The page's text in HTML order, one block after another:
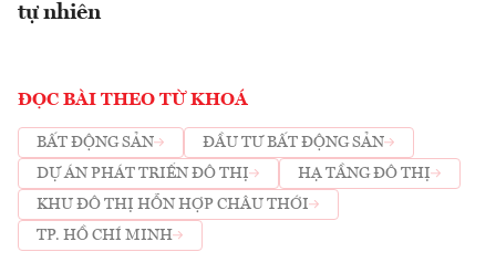
tự nhiên
ĐỌC BÀI THEO TỪ KHOÁ
BẤT ĐỘNG SẢN
ĐẦU TƯ BẤT ĐỘNG SẢN
DỰ ÁN PHÁT TRIỂN ĐÔ THỊ
HẠ TẦNG ĐÔ THỊ
KHU ĐÔ THỊ HỖN HỢP CHÂU THỚI
TP. HỒ CHÍ MINH